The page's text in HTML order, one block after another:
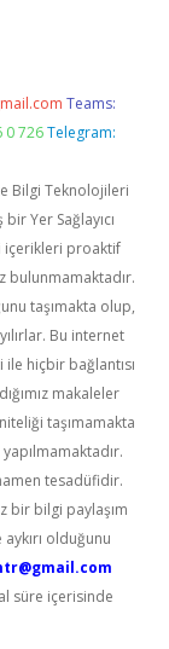
Teams:
0 726 Telegram:
Bilgi Teknolojileri
Yer Sağlayıcı
içerikleri proaktif
bulunmamaktadır.
taşımakta olup,
Bu internet
hiçbir bağlantısı
makaleler
taşımamakta
tesadüfidir.
bir bilgi paylaşım
olduğunu
süre içerisinde